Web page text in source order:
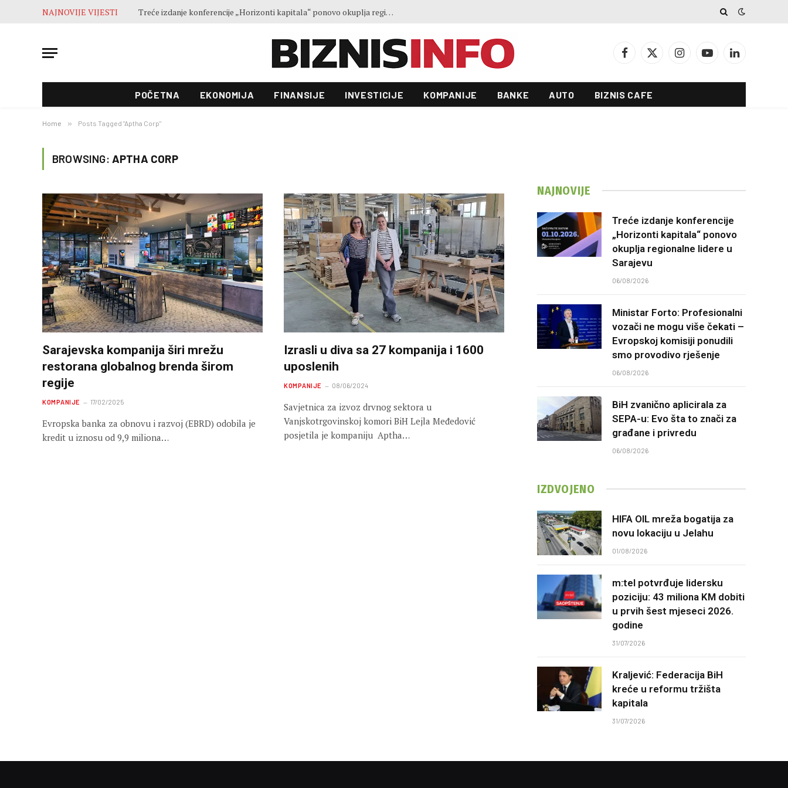
NAJNOVIJE VIJESTI Treće izdanje konferencije „Horizonti kapitala“ ponovo okuplja regionalne lidere u Sarajevu
Facebook
X
InstagramYouTubeLinkedIn
POČETNA EKONOMIJA FINANSIJE INVESTICIJE KOMPANIJE BANKE AUTO BIZNIS CAFE
Home » Posts Tagged "Aptha Corp"
BROWSING: APTHA CORP
Sarajevska kompanija širi mrežu
restorana globalnog brenda širom
regije
KOMPANIJE 17/02/2025
Evropska banka za obnovu i razvoj (EBRD) odobila je
kredit u iznosu od 9,9 miliona…
Izrasli u diva sa 27 kompanija i 1600
uposlenih
KOMPANIJE 08/06/2024
Savjetnica za izvoz drvnog sektora u
Vanjskotrgovinskoj komori BiH Lejla Međedović
posjetila je kompaniju Aptha…
NAJNOVIJE
Treće izdanje konferencije
„Horizonti kapitala“ ponovo
okuplja regionalne lidere u
Sarajevu
06/08/2026
Ministar Forto: Profesionalni
vozači ne mogu više čekati –
Evropskoj komisiji ponudili
smo provodivo rješenje
06/08/2026
BiH zvanično aplicirala za
SEPA-u: Evo šta to znači za
građane i privredu
06/08/2026
IZDVOJENO
HIFA OIL mreža bogatija za
novu lokaciju u Jelahu
01/08/2026
m:tel potvrđuje lidersku
poziciju: 43 miliona KM dobiti
u prvih šest mjeseci 2026.
godine
31/07/2026
Kraljević: Federacija BiH
kreće u reformu tržišta
kapitala
31/07/2026